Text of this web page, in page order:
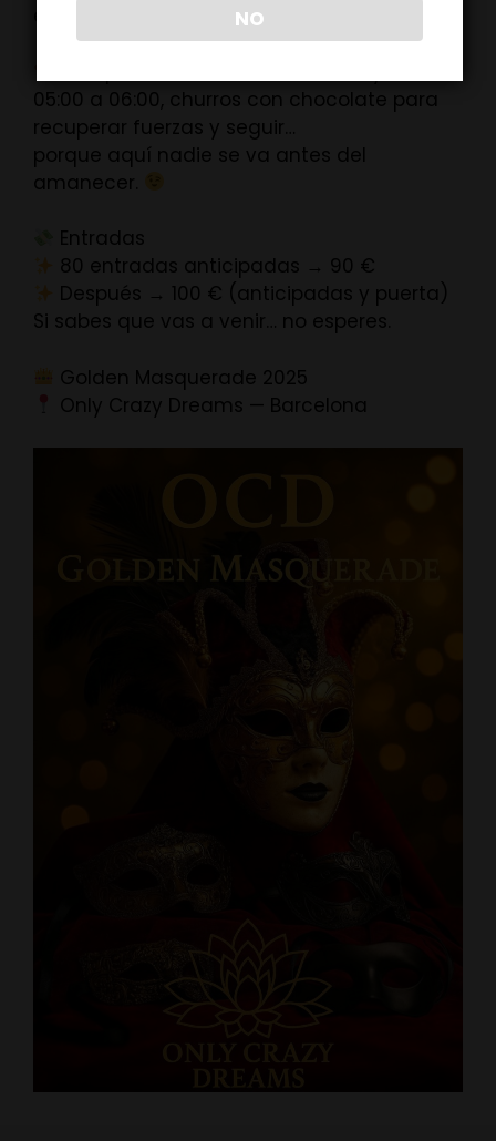
05:00 a 06:00, churros con chocolate para
recuperar fuerzas y seguir…
porque aquí nadie se va antes del
amanecer.
Entradas
80 entradas anticipadas → 90 €
Después → 100 € (anticipadas y puerta)
Si sabes que vas a venir… no esperes.
Golden Masquerade 2025
Only Crazy Dreams — Barcelona
NO